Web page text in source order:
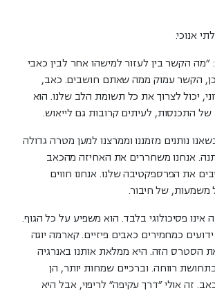
אנוכי.
"מה הקשר בין לעזור למישהו אחר לבין כאבי
הקשר עמוק ממה שאתם חושבים. כאב,
יכול לצרוך את כל תשומת הלב שלנו. הוא
של התכנסות, לעיתים קרובות גם לייאוש.
נותנים מזמננו וממרצנו למען מטרה גדולה
אנחנו משחררים את האחיזה מהכאב
את הפרספקטיבה שלנו. אנחנו חווים
של חיבור.
אינו פסיכולוגי בלבד. הוא משפיע על כל הגוף.
כמחמירים כאבים פיזיים. קארמה יוגה
הסטרס הזה. היא ממלאת אותנו באנרגיה
רווחה. וברכיים שמחות יותר, הן
זה אולי "דרך עקיפה" לריפוי, אבל היא